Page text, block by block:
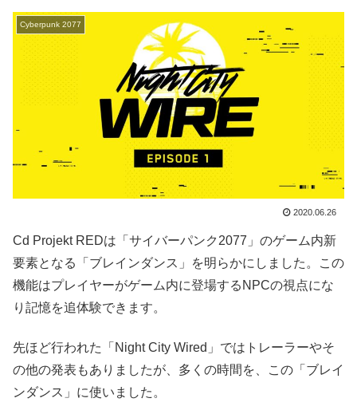
Cyberpunk 2077
2020.06.26
Cd Projekt REDは「サイバーパンク2077」のゲーム内新
要素となる「ブレインダンス」を明らかにしました。この
機能はプレイヤーがゲーム内に登場するNPCの視点にな
り記憶を追体験できます。
先ほど行われた「Night City Wired」ではトレーラーやそ
の他の発表もありましたが、多くの時間を、この「ブレイ
ンダンス」に使いました。